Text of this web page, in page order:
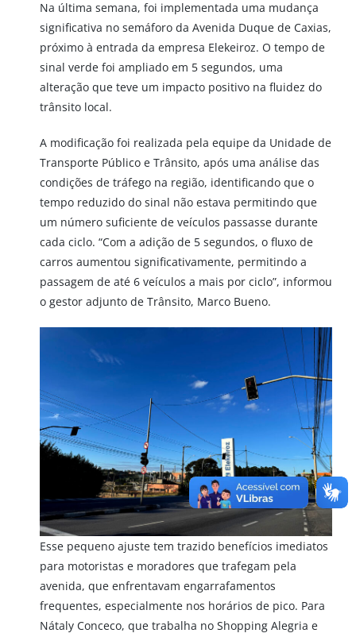
Na última semana, foi implementada uma mudança
significativa no semáforo da Avenida Duque de Caxias,
próximo à entrada da empresa Elekeiroz. O tempo de
sinal verde foi ampliado em 5 segundos, uma
alteração que teve um impacto positivo na fluidez do
trânsito local.
A modificação foi realizada pela equipe da Unidade de
Transporte Público e Trânsito, após uma análise das
condições de tráfego na região, identificando que o
tempo reduzido do sinal não estava permitindo que
um número suficiente de veículos passasse durante
cada ciclo. “Com a adição de 5 segundos, o fluxo de
carros aumentou significativamente, permitindo a
passagem de até 6 veículos a mais por ciclo”, informou
o gestor adjunto de Trânsito, Marco Bueno.
Esse pequeno ajuste tem trazido benefícios imediatos
para motoristas e moradores que trafegam pela
avenida, que enfrentavam engarrafamentos
frequentes, especialmente nos horários de pico. Para
Nátaly Conceco, que trabalha no Shopping Alegria e